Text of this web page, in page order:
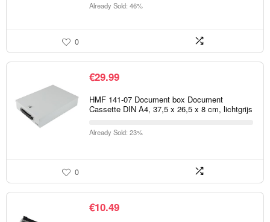
Already Sold: 46%
0
€29.99
HMF 141-07 Document box Document
Cassette DIN A4, 37,5 x 26,5 x 8 cm, lichtgrijs
Already Sold: 23%
0
€10.49